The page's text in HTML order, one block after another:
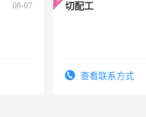
08-07 切配工
查看联系方式